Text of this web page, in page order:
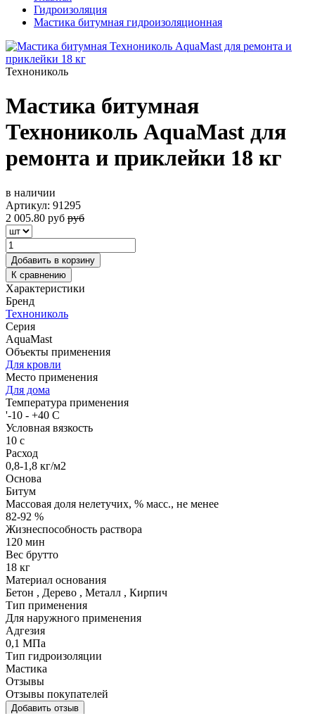
Гидроизоляция
Мастика битумная гидроизоляционная
Технониколь
Мастика битумная
Технониколь AquaMast для
ремонта и приклейки 18 кг
в наличии
Артикул: 91295
2 005.80 руб руб
Добавить в корзину
К сравнению
Характеристики
Бренд
Технониколь
Серия
AquaMast
Объекты применения
Для кровли
Место применения
Для дома
Температура применения
'-10 - +40 C
Условная вязкость
10 с
Расход
0,8-1,8 кг/м2
Основа
Битум
Массовая доля нелетучих, % масс., не менее
82-92 %
Жизнеспособность раствора
120 мин
Вес брутто
18 кг
Материал основания
Бетон , Дерево , Металл , Кирпич
Тип применения
Для наружного применения
Адгезия
0,1 МПа
Тип гидроизоляции
Мастика
Отзывы
Отзывы покупателей
Добавить отзыв